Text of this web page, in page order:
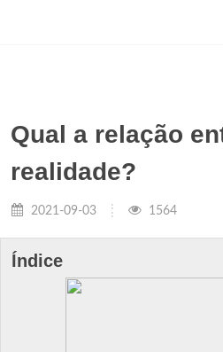
Qual a relação
realidade?
2021-09-03 1564
Índice